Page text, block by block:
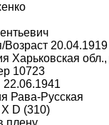
20.04.1919
Харьковская
10723
Рава-Русская
D (310)
плену